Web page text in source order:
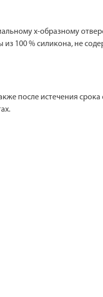
x-образному
100 % силикона, не
после истечения